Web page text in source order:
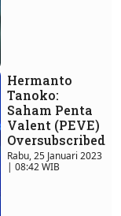
Hermanto
Tanoko:
Saham Penta
Valent (PEVE)
Oversubscribed
Rabu, 25 Januari 2023
| 08:42 WIB